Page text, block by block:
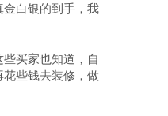
白银的到手，我
买家也知道，自
些钱去装修，做